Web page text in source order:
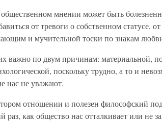
общественном мнении может быть
от тревоги о собственном статусе,
и мучительной тоски по знакам
важно по двум причинам: материальной,
поскольку трудно, а то и
нас не уважают.
отношении и полезен философский
раз, как общество нас отталкивает или не